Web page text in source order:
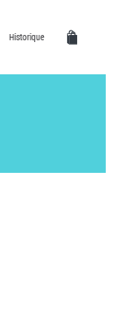
Historique